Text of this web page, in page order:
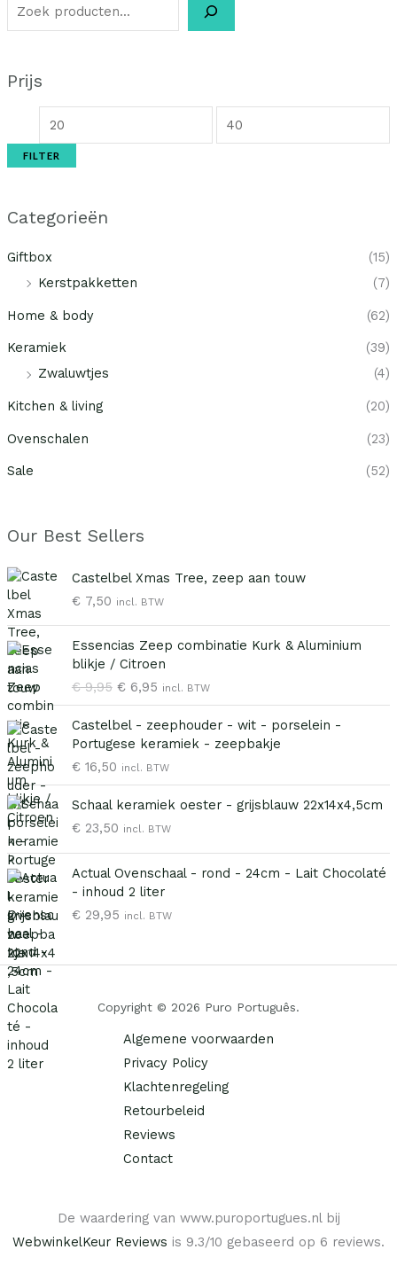
Prijs
FILTER
Categorieën
Giftbox
(15)
Kerstpakketten
(7)
Home & body (62)
Keramiek
(39)
Zwaluwtjes
(4)
Kitchen & living (20)
Ovenschalen (23)
Sale (52)
Our Best Sellers
Castelbel Xmas Tree, zeep aan touw
€7,50 incl. BTW
Essencias Zeep combinatie Kurk & Aluminium
blikje / Citroen
€9,95
O
o
s
r
o
n
k
e
l
k
e
p
w
€
9
€6,95d
g
e
p
r
i
j
s
:
€
5
incl. BTW
Castelbel - zeephouder - wit - porselein -
Portugese keramiek - zeepbakje
€16,50 incl. BTW
Schaal keramiek oester - grijsblauw 22x14x4,5cm
€23,50 incl. BTW
Actual Ovenschaal - rond - 24cm - Lait Chocolaté
- inhoud 2 liter
€29,95 incl. BTW
Copyright © 2026 Puro Português.
Algemene voorwaarden
Privacy Policy
Klachtenregeling
Retourbeleid
Reviews
Contact
De waardering van www.puroportugues.nl bij
WebwinkelKeur Reviews is 9.3/10 gebaseerd op 6 reviews.